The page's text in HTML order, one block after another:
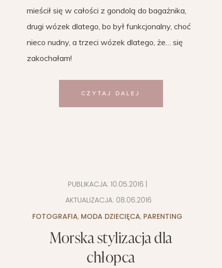
mieścił się w całości z gondolą do bagażnika,
drugi wózek dlatego, bo był funkcjonalny, choć
nieco nudny, a trzeci wózek dlatego, że… się
zakochałam!
CZYTAJ DALEJ
PUBLIKACJA: 10.05.2016 |
AKTUALIZACJA: 08.06.2016
FOTOGRAFIA, MODA DZIECIĘCA, PARENTING
Morska stylizacja dla
chłopca